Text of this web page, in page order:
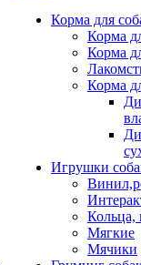
Корма для
Корма
Корма
Корма
Игрушки
Кольца,
Мягкие
Мячики